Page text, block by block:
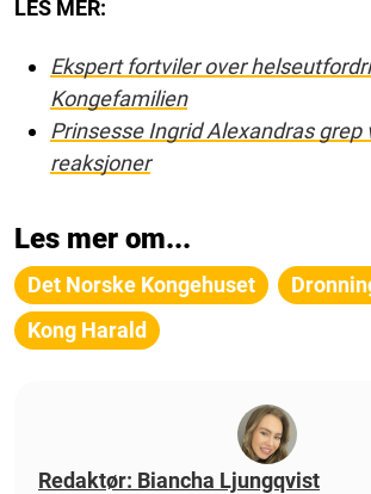
LES MER:
Ekspert fortviler over
Kongefamilien
Prinsesse Ingrid Alexandras grep
reaksjoner
Les mer om...
Det Norske Kongehuset
Kong Harald
Redaktør: Biancha Ljungqvist